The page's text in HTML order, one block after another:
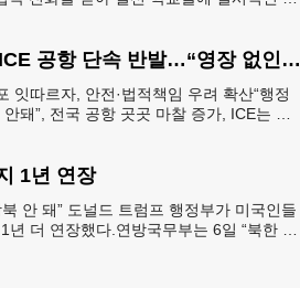
항공사들, ICE 공항 단속 반발…“영장 없인 협조 불가”
잇따르자, 안전·법적책임 우려 확산“행정
돼”, 전국 공항 곳곳 마찰 증가, ICE는 공
1년 연장
안 돼” 도널드 트럼프 행정부가 미국인들
더 연장했다.연방국무부는 6일 “북한 내